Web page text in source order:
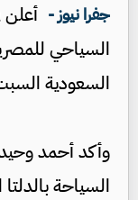
جفرا نيوز -
السياحي
السعودية
وأكد أحمد
السياحة